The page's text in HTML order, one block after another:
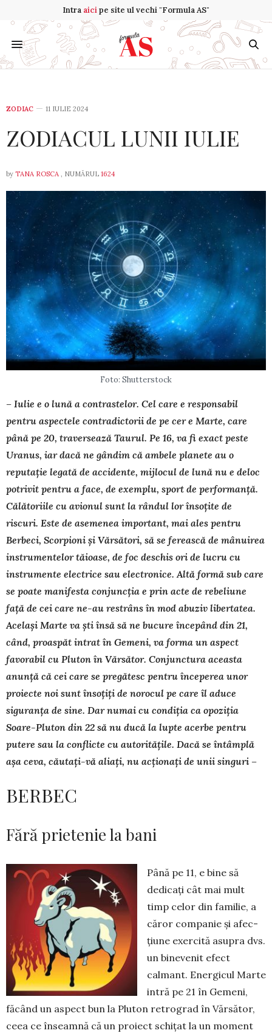
Intra aicipe site ul vechi "Formula AS"
ZODIAC 11 IULIE 2024
ZODIACUL LUNII IULIE
by TANA ROSCA , NUMĂRUL 1624
Foto: Shutterstock
– Iulie e o lună a contrastelor. Cel care e responsabil
pentru aspectele contradictorii de pe cer e Marte, ca­re
până pe 20, traversează Taurul. Pe 16, va fi exact peste
Uranus, iar dacă ne gândim că ambele planete au o
reputație legată de accidente, mijlocul de lună nu e deloc
potrivit pentru a face, de exemplu, sport de performanță.
Călătoriile cu avionul sunt la rândul lor însoțite de
riscuri. Este de asemenea important, mai ales pentru
Berbeci, Scorpioni și Vărsători, să se ferească de mânuirea
instrumentelor tăioase, de foc deschis ori de lucru cu
instrumente electrice sau electronice. Altă formă sub care
se poate manifesta conjuncția e prin acte de rebeliune
față de cei care ne-au restrâns în mod abuziv libertatea.
Același Marte va ști însă să ne bucure începând din 21,
când, proaspăt intrat în Gemeni, va forma un aspect
favorabil cu Pluton în Vărsător. Conjunctura aceasta
anunță că cei care se pregătesc pentru începerea unor
proiecte noi sunt însoțiți de norocul pe care îl aduce
siguranța de sine. Dar numai cu condiția ca opoziția
Soare-Pluton din 22 să nu ducă la lupte acerbe pentru
putere sau la conflicte cu autoritățile. Dacă se întâmplă
așa ceva, căutați-vă aliați, nu acționați de unii singuri –
BERBEC
Fără prietenie la bani
Până pe 11, e bine să
dedicați cât mai mult
timp celor din familie, a
căror companie și afec­
țiune exercită asupra dvs.
un bine­venit efect
calmant. Energicul Mar­te
intră pe 21 în Gemeni,
făcând un aspect bun la Pluton retrograd în Vărsător,
ceea ce înseamnă că un proiect schițat la un moment